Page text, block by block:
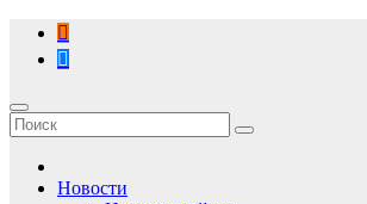
Перейти
содержимому
Новости